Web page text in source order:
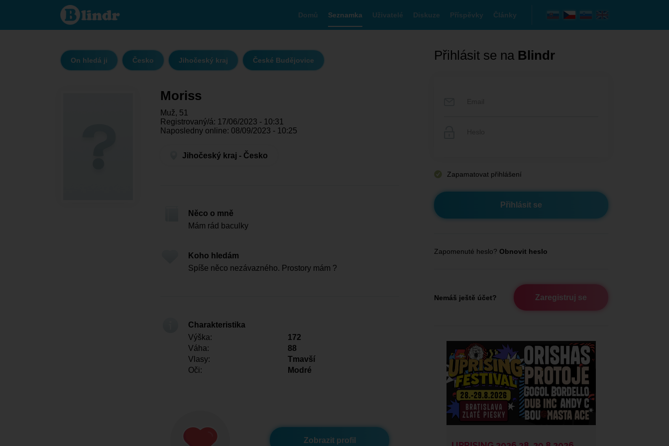
Moriss -
On hledá ji
Jihočeský
Domů Seznamka Uživatelé Diskuze Příspěvky Články
On hledá ji Česko Jihočeský kraj České Budějovice
Moriss
Muž, 51
Registrovaný/á: 17/06/2023 - 10:31
Naposledny online: 08/09/2023 - 10:25
Jihočeský kraj - Česko
Něco o mně
Mám rád baculky
Koho hledám
Spíše něco nezávazného. Prostory mám ?
Charakteristika
Výška:
172
Váha:
88
Vlasy:
Tmavší
Oči:
Modré
Zobrazit profil
Přihlásit se na Blindr
Zapamatovat přihlášení
Zapomenuté heslo? Obnovit heslo
Nemáš ještě účet? Zaregistruj se